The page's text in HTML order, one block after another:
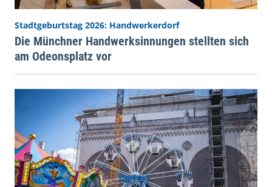
Stadtgeburtstag 2026: Handwerkerdorf
Die Münchner Handwerksinnungen stellten sich
am Odeonsplatz vor